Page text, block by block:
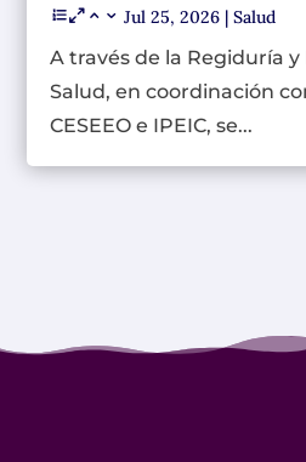
Jul 25, 2026 |Salud
A través de la Regiduría
Salud, en coordinación
CESEEO e IPEIC, se...